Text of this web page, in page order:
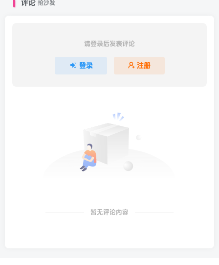
评论 抢沙发
请登录后发表评论
登录 注册
暂无评论内容